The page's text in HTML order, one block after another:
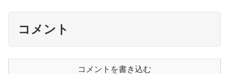
コメント
コメントを書き込む